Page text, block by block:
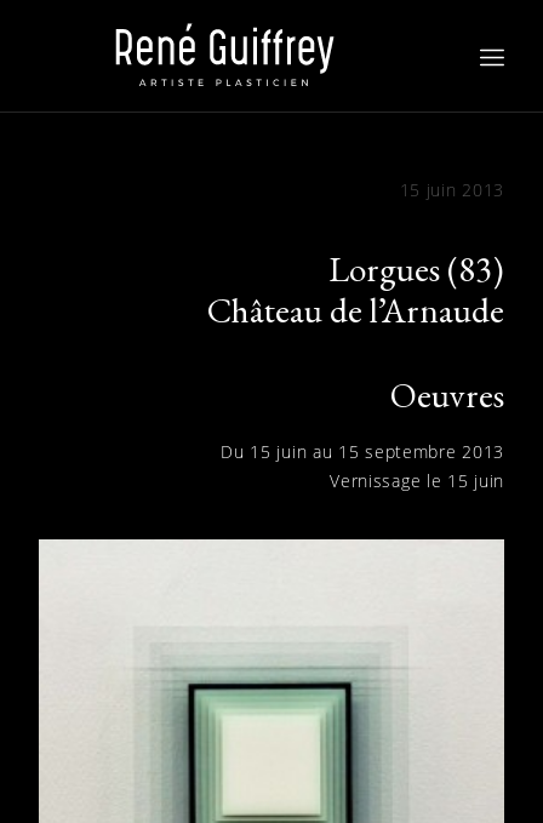
15 juin 2013
Lorgues (83)
Château de l’Arnaude
Oeuvres
Du 15 juin au 15 septembre 2013
Vernissage le 15 juin